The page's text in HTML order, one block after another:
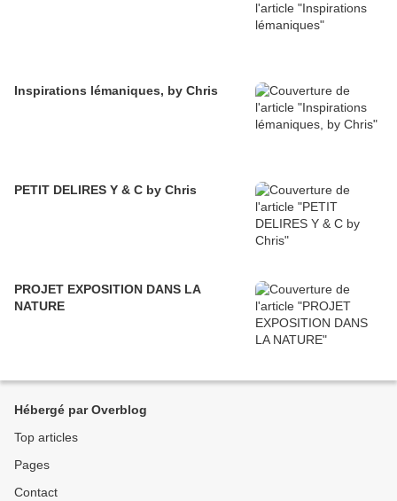
Inspirations lémaniques, by Chris
PETIT DELIRES Y & C by Chris
PROJET EXPOSITION DANS LA
NATURE
Hébergé par Overblog
Top articles
Pages
Contact